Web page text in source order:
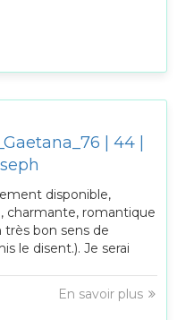
| 44 |
disponible,
charmante, romantique
très bon sens de
le disent.). Je serai
En savoir plus